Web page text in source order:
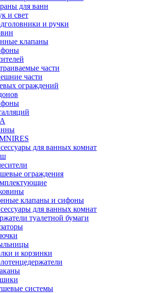
для ванн
и свет
и ручки
клапаны
части
части
ограждений
для ванных комнат
ограждения
клапаны и сифоны
для ванных комнат
туалетной бумаги
и корзинки
системы